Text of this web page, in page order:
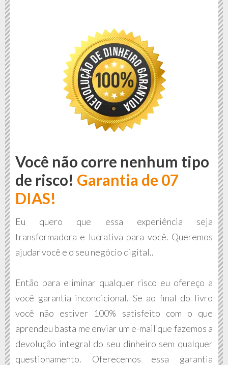
Você não corre nenhum tipo
de risco! Garantia de 07
DIAS!
Eu quero que essa experiência seja
transformadora e lucrativa para você. Queremos
ajudar você e o seu negócio digital..
Então para eliminar qualquer risco eu ofereço a
você garantia incondicional. Se ao final do livro
você não estiver 100% satisfeito com o que
aprendeu basta me enviar um e-mail que fazemos a
devolução integral do seu dinheiro sem qualquer
questionamento. Oferecemos essa garantia